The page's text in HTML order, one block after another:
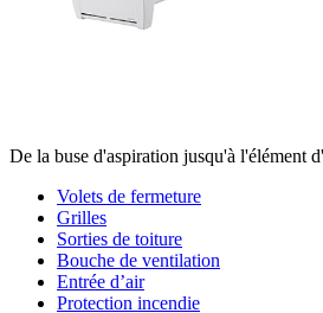
De la buse d'aspiration jusqu'à l'élément
Volets de fermeture
Grilles
Sorties de toiture
Bouche de ventilation
Entrée d’air
Protection incendie